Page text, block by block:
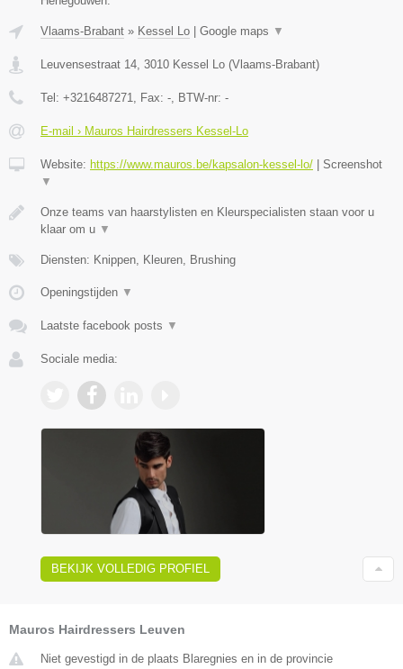
Vlaams-Brabant » Kessel Lo | Google maps ▼
Leuvensestraat 14 3010 Kessel Lo (Vlaams-Brabant)
Tel: +3216487271 , Fax: - , BTW-nr: -
E-mail › Mauros Hairdressers Kessel-Lo
Website: https://www.mauros.be/kapsalon-kessel-lo/ | Screenshot
▼
Onze teams van haarstylisten en Kleurspecialisten staan voor u
klaar om u ▼
Diensten: Knippen, Kleuren, Brushing
Openingstijden ▼
Laatste facebook posts ▼
Sociale media:
BEKIJK VOLLEDIG PROFIEL
Mauros Hairdressers Leuven
Niet gevestigd in de plaats Blaregnies en in de provincie